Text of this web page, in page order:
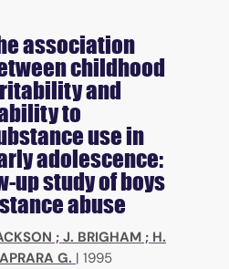
association
childhood
and
to
use in
adolescence:
up study of boys
abuse
; J. BRIGHAM ; H.
G. | 1995